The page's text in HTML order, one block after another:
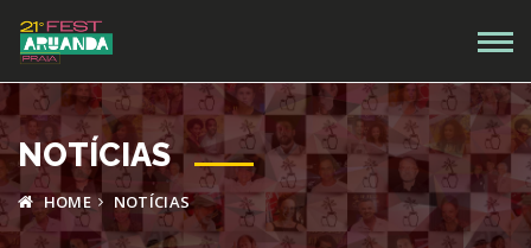
NOTÍCIAS
HOME NOTÍCIAS